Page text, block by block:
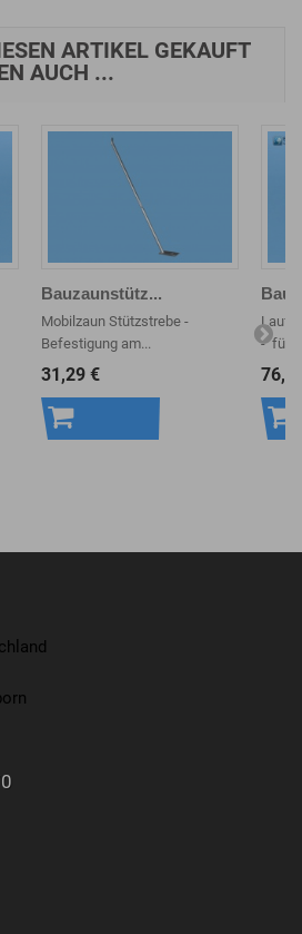
ARTIKEL GEKAUFT
AUCH ...
Bauzaunstütz...
Mobilzaun Stützstrebe -
Befestigung am...
31,29 €
- für